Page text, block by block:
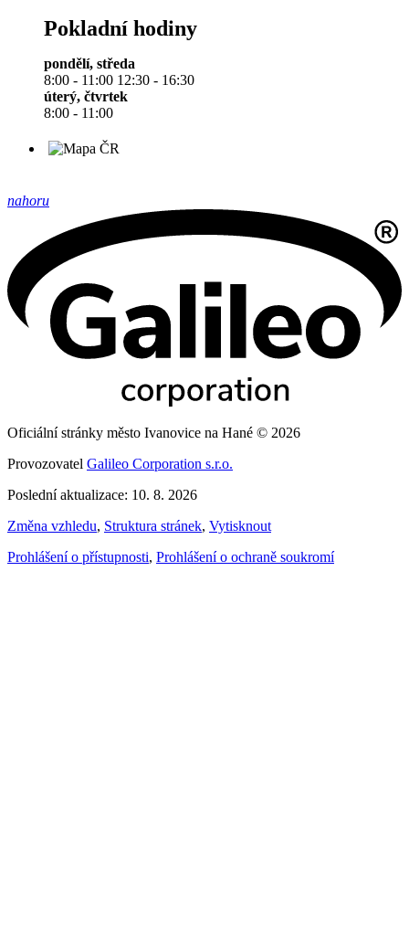
Pokladní hodiny
pondělí, středa
8:00 - 11:00 12:30 - 16:30
úterý, čtvrtek
8:00 - 11:00
nahoru
Oficiální stránky město Ivanovice na Hané © 2026
Provozovatel Galileo Corporation s.r.o.
Poslední aktualizace: 10. 8. 2026
Změna vzhledu, Struktura stránek, Vytisknout
Prohlášení o přístupnosti, Prohlášení o ochraně soukromí